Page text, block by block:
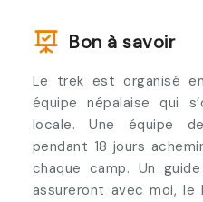
Bon à savoir
Le trek est organisé
équipe népalaise qui
locale. Une équipe
pendant 18 jours
chaque camp. Un
assureront avec moi,